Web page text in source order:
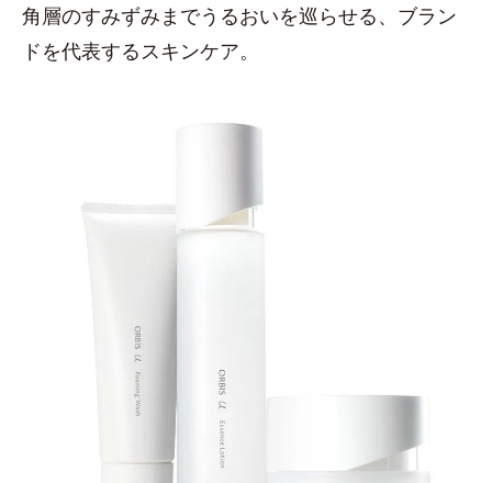
角層のすみずみまでうるおいを巡らせる、ブラン
ドを代表するスキンケア。